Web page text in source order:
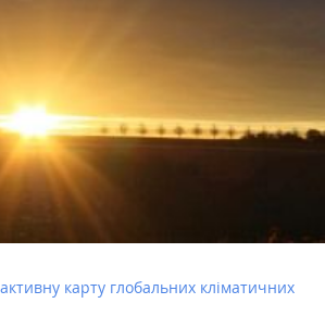
карту глобальних кліматичних